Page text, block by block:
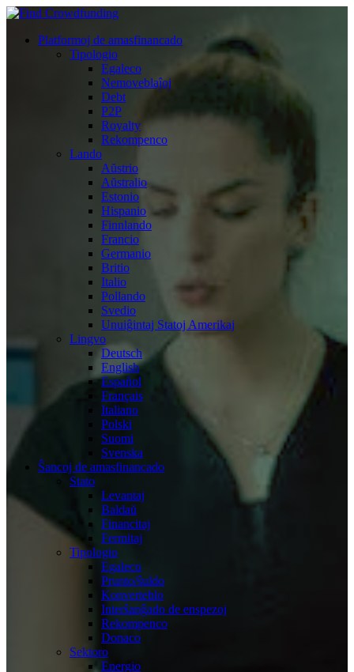
Platformoj de amasfinancado
Tipologio
Egaleco
Nemoveblaĵoj
Debt
P2P
Royalty
Rekompenco
Lando
Aŭstrio
Aŭstralio
Estonio
Hispanio
Finnlando
Francio
Germanio
Britio
Italio
Pollando
Svedio
Unuiĝintaj Statoj Amerikaj
Lingvo
Deutsch
English
Español
Français
Italiano
Polski
Suomi
Svenska
Ŝancoj de amasfinancado
Stato
Levantaj
Baldaŭ
Financitaj
Fermitaj
Tipologio
Egaleco
Prunto/ŝuldo
Konverteblo
Interŝanĝado de enspezoj
Rekompenco
Donaco
Sektoro
Energio